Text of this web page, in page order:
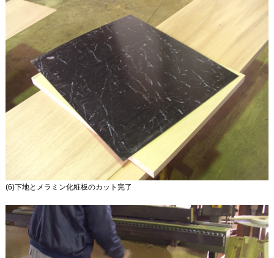
(6)下地とメラミン化粧板のカット完了